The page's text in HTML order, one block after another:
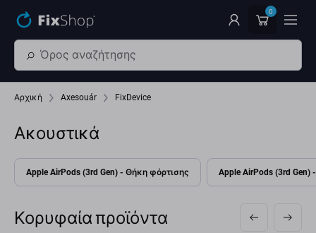
0
Αρχική Axesouár FixDevice
Ακουστικά
Apple AirPods (3rd Gen) - Θήκη φόρτισης Apple AirPods (3rd Gen)
Κορυφαία προϊόντα